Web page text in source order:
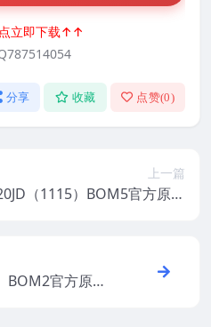
立即下载↑↑
分享 收藏 点赞(0)
上一篇
（1115）BOM5官方原厂
BOM2官方原厂